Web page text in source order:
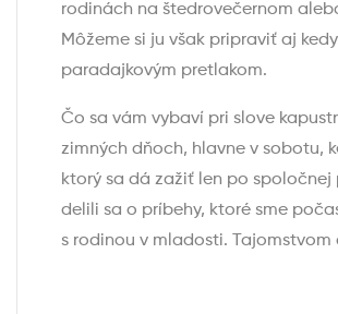
rodinách na štedrovečernom
Môžeme si ju však pripraviť aj
paradajkovým pretlakom.
Čo sa vám vybaví pri slove
zimných dňoch, hlavne v sobotu,
ktorý sa dá zažiť len po
delili sa o príbehy, ktoré sme
s rodinou v mladosti.